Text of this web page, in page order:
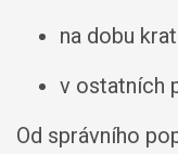
na dobu
v ostatních
Od správního